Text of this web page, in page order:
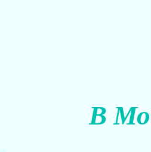
В